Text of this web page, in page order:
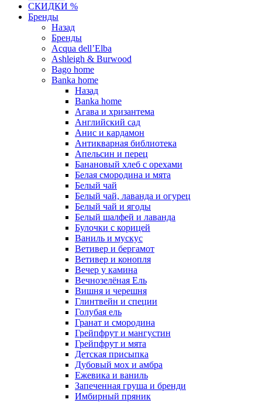
СКИДКИ %
Бренды
Назад
Бренды
Acqua dell’Elba
Ashleigh & Burwood
Bago home
Banka home
Назад
Banka home
Агава и хризантема
Английский сад
Анис и кардамон
Антикварная библиотека
Апельсин и перец
Банановый хлеб с орехами
Белая смородина и мята
Белый чай
Белый чай, лаванда и огурец
Белый чай и ягоды
Белый шалфей и лаванда
Булочки с корицей
Ваниль и мускус
Ветивер и бергамот
Ветивер и конопля
Вечер у камина
Вечнозелёная Ель
Вишня и черешня
Глинтвейн и специи
Голубая ель
Гранат и смородина
Грейпфрут и мангустин
Грейпфрут и мята
Детская присыпка
Дубовый мох и амбра
Ежевика и ваниль
Запеченная груша и бренди
Имбирный пряник